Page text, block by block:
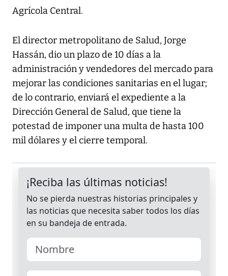
Agrícola Central.
El director metropolitano de Salud, Jorge
Hassán, dio un plazo de 10 días a la
administración y vendedores del mercado para
mejorar las condiciones sanitarias en el lugar;
de lo contrario, enviará el expediente a la
Dirección General de Salud, que tiene la
potestad de imponer una multa de hasta 100
mil dólares y el cierre temporal.